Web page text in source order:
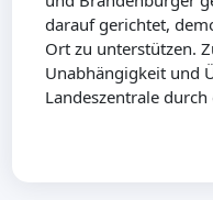
darauf gerichtet,
Ort zu unterstützen.
Unabhängigkeit und
Landeszentrale durch